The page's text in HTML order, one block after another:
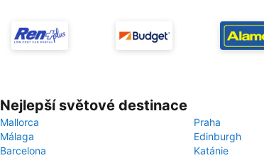
Nejlepší světové destinace
Mallorca
Praha
Málaga
Edinburgh
Barcelona
Katánie